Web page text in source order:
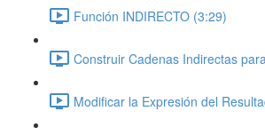
Función INDIRECTO (3:29)
Construir Cadenas Indirectas
Modificar la Expresión del